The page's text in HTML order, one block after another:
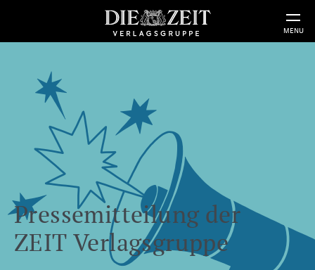
MENU
Pressemitteilung der
ZEIT Verlagsgruppe